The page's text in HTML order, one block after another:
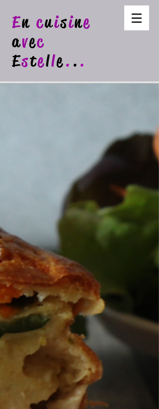
En cuisine
avec
Estelle. ..